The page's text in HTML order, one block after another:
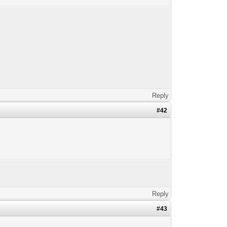
Reply
#42
Reply
#43